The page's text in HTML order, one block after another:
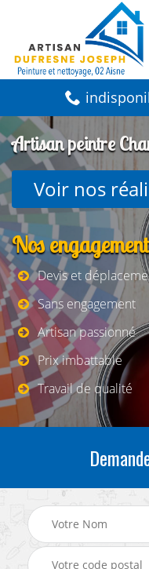
Artisan peintre
Voir nos
Nos
Devis et
Sans engagement
Artisan passionné
Prix imbattable
Travail de qualité